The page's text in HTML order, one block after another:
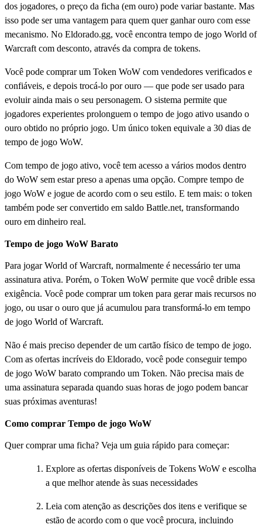
dos jogadores, o preço da ficha (em ouro) pode variar bastante. Mas
isso pode ser uma vantagem para quem quer ganhar ouro com esse
mecanismo. No Eldorado.gg, você encontra tempo de jogo World of
Warcraft com desconto, através da compra de tokens.
Você pode comprar um Token WoW com vendedores verificados e
confiáveis, e depois trocá-lo por ouro — que pode ser usado para
evoluir ainda mais o seu personagem. O sistema permite que
jogadores experientes prolonguem o tempo de jogo ativo usando o
ouro obtido no próprio jogo. Um único token equivale a 30 dias de
tempo de jogo WoW.
Com tempo de jogo ativo, você tem acesso a vários modos dentro
do WoW sem estar preso a apenas uma opção. Compre tempo de
jogo WoW e jogue de acordo com o seu estilo. E tem mais: o token
também pode ser convertido em saldo Battle.net, transformando
ouro em dinheiro real.
Tempo de jogo WoW Barato
Para jogar World of Warcraft, normalmente é necessário ter uma
assinatura ativa. Porém, o Token WoW permite que você drible essa
exigência. Você pode comprar um token para gerar mais recursos no
jogo, ou usar o ouro que já acumulou para transformá-lo em tempo
de jogo World of Warcraft.
Não é mais preciso depender de um cartão físico de tempo de jogo.
Com as ofertas incríveis do Eldorado, você pode conseguir tempo
de jogo WoW barato comprando um Token. Não precisa mais de
uma assinatura separada quando suas horas de jogo podem bancar
suas próximas aventuras!
Como comprar Tempo de jogo WoW
Quer comprar uma ficha? Veja um guia rápido para começar:
Explore as ofertas disponíveis de Tokens WoW e escolha
a que melhor atende às suas necessidades
Leia com atenção as descrições dos itens e verifique se
estão de acordo com o que você procura, incluindo